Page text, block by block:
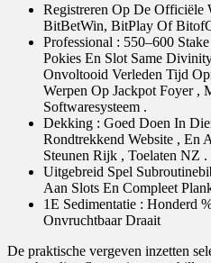
Registreren Op De Officiële
BitBetWin, BitPlay Of
Professional : 550–600
Pokies En Slot Same
Onvoltooid Verleden Tijd
Werpen Op Jackpot Foyer ,
Softwaresysteem .
Dekking : Goed Doen In
Rondtrekkend Website , En
Steunen Rijk , Toelaten NZ .
Uitgebreid Spel
Aan Slots En Compleet
1E Sedimentatie : Honderd
Onvruchtbaar Draait
De praktische vergeven inzetten